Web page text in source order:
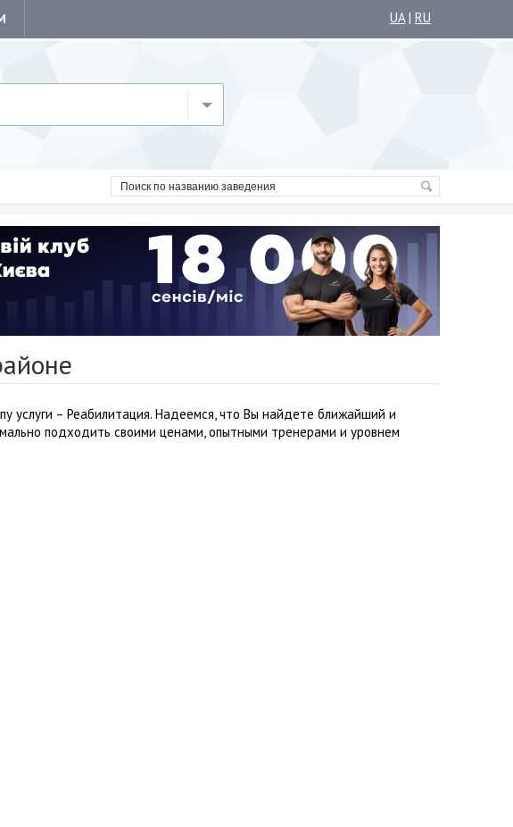
UA| RU
услуги – Реабилитация. Надеемся, что Вы найдете ближайший и
подходить своими ценами, опытными тренерами и уровнем